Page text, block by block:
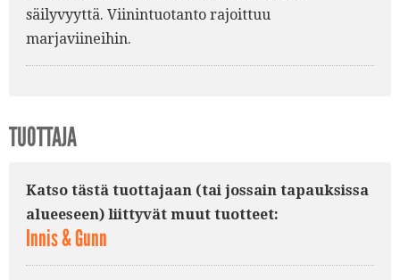
säilyvyyttä. Viinintuotanto rajoittuu
marjaviineihin.
TUOTTAJA
Katso tästä tuottajaan (tai jossain tapauksissa
alueeseen) liittyvät muut tuotteet:
Innis & Gunn